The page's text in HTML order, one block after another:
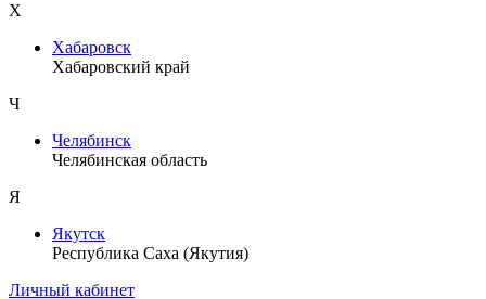
Х
Хабаровск
Хабаровский край
Ч
Челябинск
Челябинская область
Я
Якутск
Республика Саха (Якутия)
Личный кабинет